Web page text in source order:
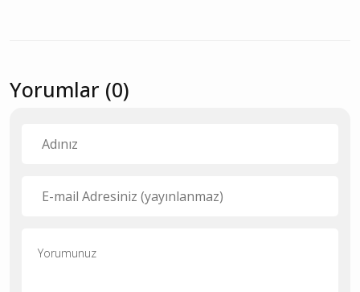
Yorumlar (0)